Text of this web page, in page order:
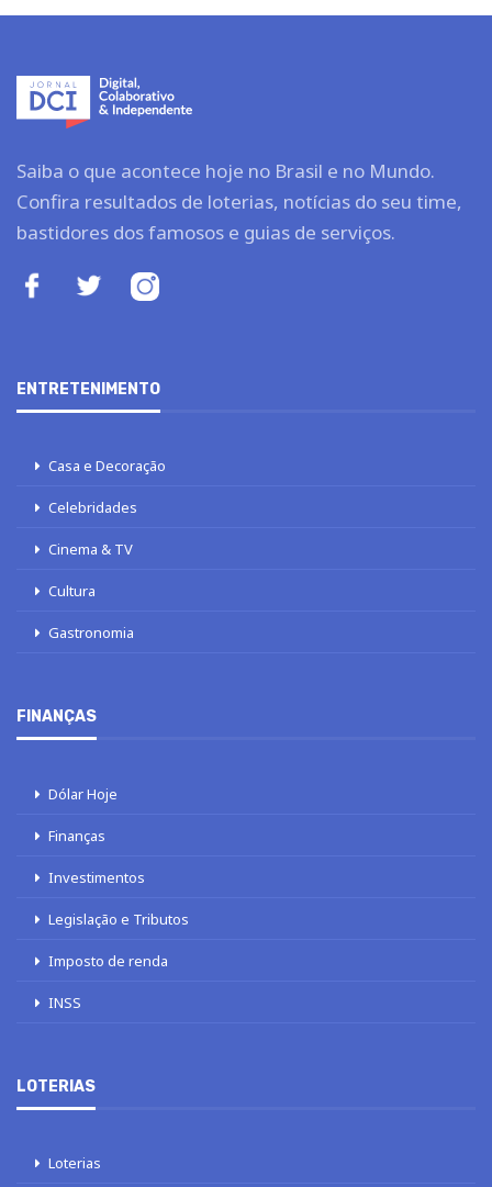
Saiba o que acontece hoje no Brasil e no Mundo.
Confira resultados de loterias, notícias do seu time,
bastidores dos famosos e guias de serviços.
ENTRETENIMENTO
Casa e Decoração
Celebridades
Cinema & TV
Cultura
Gastronomia
FINANÇAS
Dólar Hoje
Finanças
Investimentos
Legislação e Tributos
Imposto de renda
INSS
LOTERIAS
Loterias